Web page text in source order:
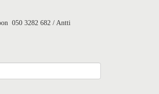
050 3282 682 / Antti